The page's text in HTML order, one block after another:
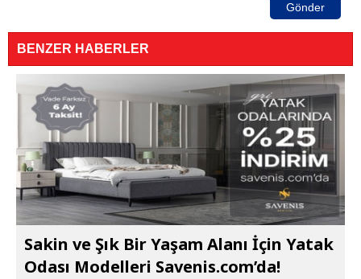
Gönder
BENZER HABERLER
Sakin ve Şık Bir Yaşam Alanı İçin Yatak
Odası Modelleri Savenis.com’da!